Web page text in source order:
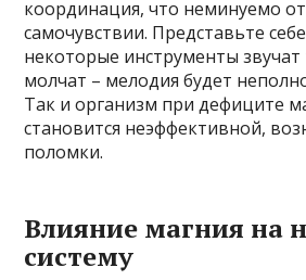
координация, что неминуемо
самочувствии. Представьте
некоторые инструменты
молчат – мелодия будет
Так и организм при дефиците
становится неэффективной,
поломки.
Влияние магния на
систему